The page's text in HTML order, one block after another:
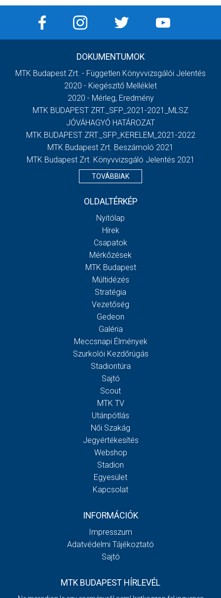
DOKUMENTUMOK
MTK Budapest Zrt. - Független Könyvvizsgálói Jelentés
2020 - Kiegészítő Melléklet
2020 - Mérleg, Eredmény
MTK BUDAPEST ZRT._SFP_2021-2021_MLSZ
JÓVÁHAGYÓ HATÁROZAT
MTK BUDAPEST ZRT._SFP_KERELEM_2021-2022
MTK Budapest Zrt. Beszámoló 2021
MTK Budapest Zrt. Könyvvizsgáló Jelentés 2021
TOVÁBBIAK
OLDALTÉRKÉP
Nyitólap
Hírek
Csapatok
Mérkőzések
MTK Budapest
Múltidézés
Stratégia
Vezetőség
Gedeon
Galéria
Meccsnapi Élmények
Szurkolói Kezdőrúgás
Stadiontúra
Sajtó
Scout
MTK TV
Utánpótlás
Női Szakág
Jegyértékesítés
Webshop
Stadion
Egyesület
Kapcsolat
INFORMÁCIÓK
Impresszum
Adatvédelmi Tájékoztató
Sajtó
MTK BUDAPEST HÍRLEVÉL